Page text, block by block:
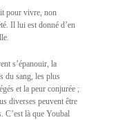
pour vivre, non
Il lui est donné d’en
s’épanouir, la
du sang, les plus
et la peur conjurée ;
diverses peuvent être
C’est là que Youbal